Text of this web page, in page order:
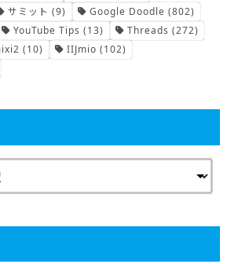
サミット (9) Google Doodle (802)
YouTube Tips (13) Threads (272)
(10) IIJmio (102)